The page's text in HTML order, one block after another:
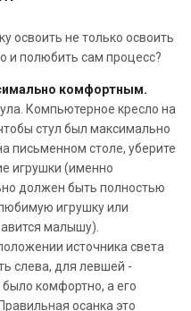
освоить не только освоить
и полюбить сам процесс?
комфортным.
Компьютерное кресло на
стул был максимально
письменном столе, уберите
игрушки (именно
должен быть полностью
игрушку или
малышу).
источника света
слева, для левшей -
комфортно, а его
осанка это